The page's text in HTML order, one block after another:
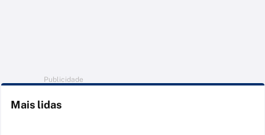
Publicidade
Mais lidas